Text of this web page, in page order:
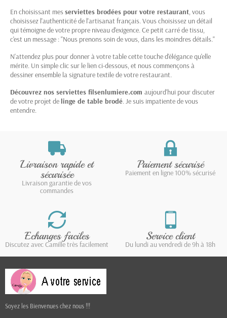
En choisissant messerviettes brodées pour votre restaurant, vous
choisissez l'authenticité de l'artisanat français. Vous choisissez un détail
qui témoigne de votre propre niveau d'exigence. Ce petit carré de tissu,
c'est un message : "Nous prenons soin de vous, dans les moindres détails."
N'attendez plus pour donner à votre table cette touche d'élégance qu'elle
mérite. Un simple clic sur le lien ci-dessous, et nous commençons à
dessiner ensemble la signature textile de votre restaurant.
Découvrez nos serviettes filsenlumiere.com aujourd'hui pour discuter
de votre projet delinge de table brodé. Je suis impatiente de vous
entendre.
Livraison rapide et
sécurisée
Livraison garantie de vos
commandes
Paiement sécurisé
Paiement en ligne 100% sécurisé
Echanges faciles
Discutez avec Camille très facilement
Service client
Du lundi au vendredi de 9h à 18h
Soyez les Bienvenues chez nous !!!